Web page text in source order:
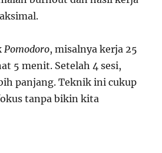
Pomodoro, misalnya kerja 25
5 menit. Setelah 4 sesi,
panjang. Teknik ini cukup
tanpa bikin kita